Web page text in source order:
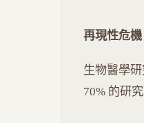
再現性危
生物醫學
70% 的研